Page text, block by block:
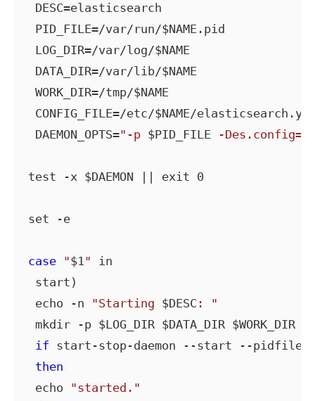
DESC=elasticsearch
PID_FILE=/var/run/$NAME.pid
LOG_DIR=/var/log/$NAME
DATA_DIR=/var/lib/$NAME
WORK_DIR=/tmp/$NAME
CONFIG_FILE=/etc/$NAME/
DAEMON_OPTS="-p $PID_FILE -Des.config=
test -x $DAEMON || exit 0
set -e
case "$1" in
start)
echo -n "Starting $DESC : "
mkdir -p $LOG_DIR $DATA_DIR $WORK_DIR
if start-stop-daemon --start --pidfile
then
echo "started."